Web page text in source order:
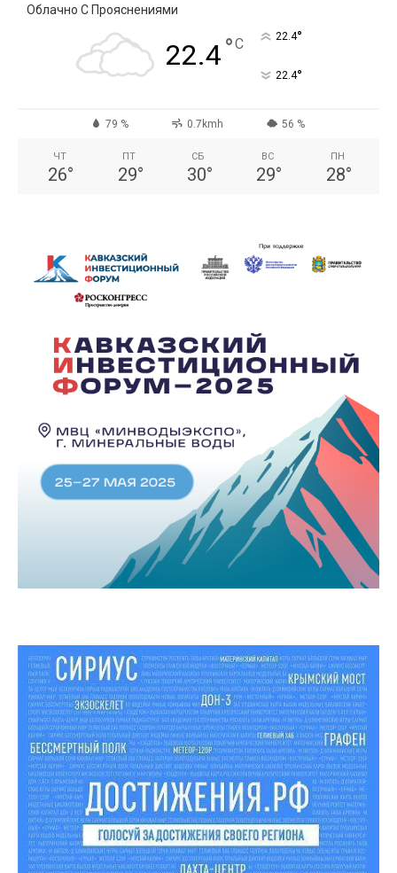
Облачно С Прояснениями
22.4°C 22.4°
22.4°
79 % 0.7kmh 56 %
ЧТ
26°
ПТ
29°
СБ
30°
ВС
29°
ПН
28°